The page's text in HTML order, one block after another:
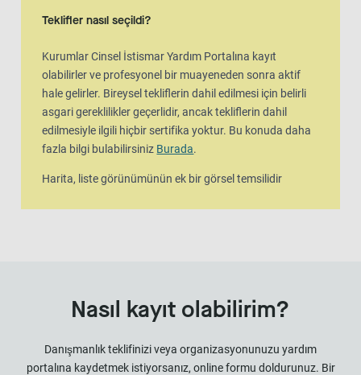
Teklifler nasıl seçildi?
Kurumlar Cinsel İstismar Yardım Portalına kayıt
olabilirler ve profesyonel bir muayeneden sonra aktif
hale gelirler. Bireysel tekliflerin dahil edilmesi için belirli
asgari gereklilikler geçerlidir, ancak tekliflerin dahil
edilmesiyle ilgili hiçbir sertifika yoktur. Bu konuda daha
fazla bilgi bulabilirsiniz Burada.
Harita, liste görünümünün ek bir görsel temsilidir
Nasıl kayıt olabilirim?
Danışmanlık teklifinizi veya organizasyonunuzu yardım
portalına kaydetmek istiyorsanız, online formu doldurunuz. Bir